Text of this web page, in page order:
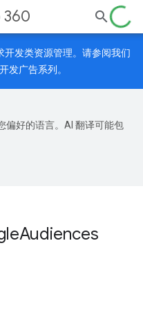
360
开发类资源管理。请参阅我们
发广告系列。
偏好的语言。AI 翻译可能包
Audiences